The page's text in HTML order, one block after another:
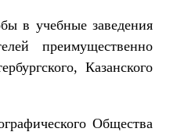
в учебные заведения
преимущественно
Казанского
Общества